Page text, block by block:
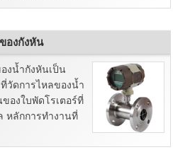
องกังหัน
งน้ำกังหันเป็น
วัดการไหลของน้ำ
องใบพัดโรเตอร์ที่
หลักการทำงานที่